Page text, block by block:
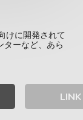
けに開発されて
ターなど、あら
LINK